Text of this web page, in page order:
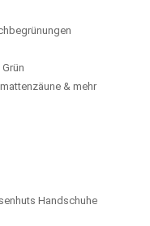
& mehr
Handschuhe